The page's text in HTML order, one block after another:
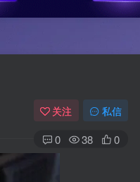
关注 私信
0 38 0